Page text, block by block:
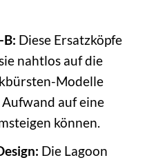
Diese Ersatzköpfe
nahtlos auf die
Modelle
Aufwand auf eine
können.
Die Lagoon